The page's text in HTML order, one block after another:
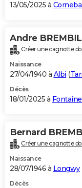
13/05/2025 à
Andre
Créer une cagnotte
Naissance
27/04/1940 à Albi (
Décès
18/01/2025 à
Bernard
Créer une cagnotte
Naissance
28/07/1946 à Longwy
Décès